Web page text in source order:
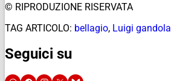
© RIPRODUZIONE RISERVATA
TAG ARTICOLO: bellagio, Luigi gandola
Seguici su